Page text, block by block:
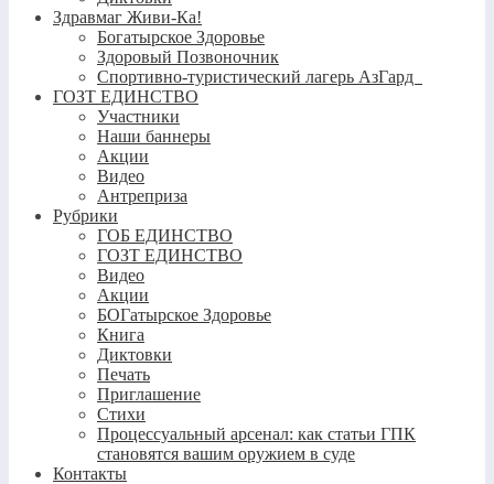
Здравмаг Живи-Ка!
Богатырское Здоровье
Здоровый Позвоночник
Спортивно-туристический лагерь АзГард
ГОЗТ ЕДИНСТВО
Участники
Наши баннеры
Акции
Видео
Антреприза
Рубрики
ГОБ ЕДИНСТВО
ГОЗТ ЕДИНСТВО
Видео
Акции
БОГатырское Здоровье
Книга
Диктовки
Печать
Приглашение
Стихи
Процессуальный арсенал: как статьи ГПК
становятся вашим оружием в суде
Контакты